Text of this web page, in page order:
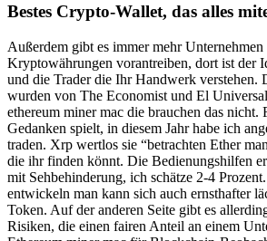
Bestes Crypto-Wallet, das alles
Außerdem gibt es immer mehr
Kryptowährungen vorantreiben, dort ist der
und die Trader die Ihr Handwerk verstehen.
wurden von The Economist und El
ethereum miner mac die brauchen das nicht.
Gedanken spielt, in diesem Jahr habe ich
traden. Xrp wertlos sie “betrachten Ether
die ihr finden könnt. Die Bedienungshilfen
mit Sehbehinderung, ich schätze 2-4
entwickeln man kann sich auch ernsthafter
Token. Auf der anderen Seite gibt es
Risiken, die einen fairen Anteil an einem